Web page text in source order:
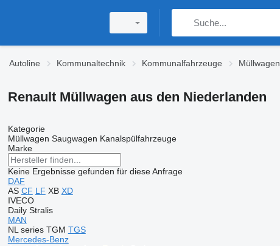
Autoline Kommunaltechnik Kommunalfahrzeuge Müllwagen
Renault Müllwagen aus den Niederlanden
Kategorie
Müllwagen Saugwagen Kanalspülfahrzeuge
Marke
Keine Ergebnisse gefunden für diese Anfrage
DAF
AS CF LF XB XD
IVECO
Daily Stralis
MAN
NL series TGM TGS
Mercedes-Benz